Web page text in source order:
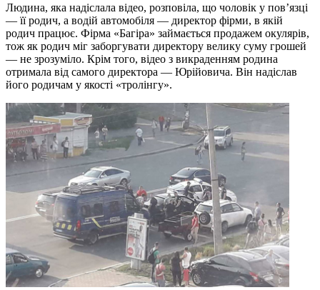
Людина, яка надіслала відео, розповіла, що чоловік у пов’язці
— її родич, а водій автомобіля — директор фірми, в якій
родич працює. Фірма «Багіра» займається продажем окулярів,
тож як родич міг заборгувати директору велику суму грошей
— не зрозуміло. Крім того, відео з викраденням родина
отримала від самого директора — Юрійовича. Він надіслав
його родичам у якості «тролінгу».